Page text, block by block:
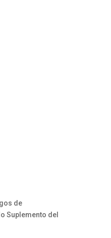
de
Suplemento del